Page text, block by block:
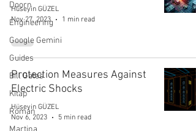
Doorn
Engineering
Google Gemini
Guides
Bill Gates
Kitap
Roman
Hüseyin GÜZEL
Nov 27, 2023
1 min read
Protection Measures Against
Electric Shocks
Hüseyin GÜZEL
Nov 6, 2023
5 min read